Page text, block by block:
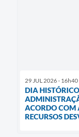
29 JUL 2026 - 16h40
DIA
ACORDO COM
RECURSOS